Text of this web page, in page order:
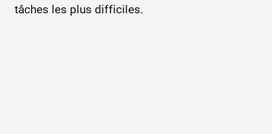
tâches les plus difficiles.